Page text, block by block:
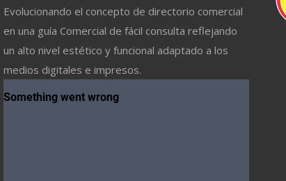
Evolucionando el concepto de directorio comercial
en una guía Comercial de fácil consulta reflejando
un alto nivel estético y funcional adaptado a los
medios digitales e impresos.